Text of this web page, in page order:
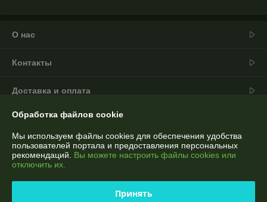
О нас
Контакты
Доставка и оплата
График работы
Полная версия сайта
Обработка файлов cookie
Мы используем файлы cookies для обеспечения удобства
пользователей портала и предоставления персональных
рекомендаций. Вы можете настроить файлы cookies или
отключить их.
Принять